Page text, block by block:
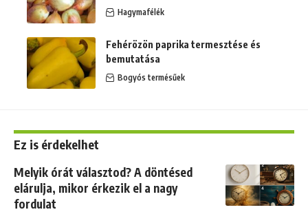
Hagymafélék
Fehérözön paprika termesztése és
bemutatása
Bogyós termésűek
Ez is érdekelhet
Melyik órát választod? A döntésed
elárulja, mikor érkezik el a nagy
fordulat